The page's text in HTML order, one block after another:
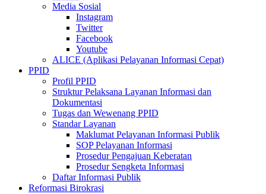
Media Sosial
Instagram
Twitter
Facebook
Youtube
ALICE (Aplikasi Pelayanan Informasi Cepat)
PPID
Profil PPID
Struktur Pelaksana Layanan Informasi dan
Dokumentasi
Tugas dan Wewenang PPID
Standar Layanan
Maklumat Pelayanan Informasi Publik
SOP Pelayanan Informasi
Prosedur Pengajuan Keberatan
Prosedur Sengketa Informasi
Daftar Informasi Publik
Reformasi Birokrasi